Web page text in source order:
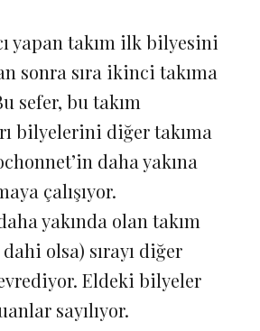
yapan takım ilk bilyesini
sonra sıra ikinci takıma
sefer, bu takım
bilyelerini diğer takıma
daha yakına
çalışıyor.
yakında olan takım
olsa) sırayı diğer
Eldeki bilyeler
sayılıyor.